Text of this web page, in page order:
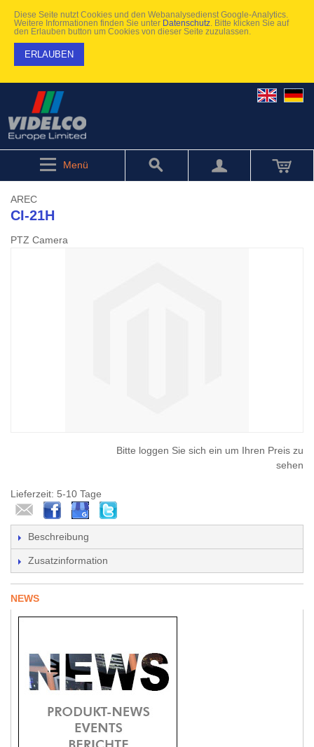
Diese Seite nutzt Cookies und den Webanalysedienst Google-Analytics.
Weitere Informationen finden Sie unter Datenschutz . Bitte klicken Sie auf
den Erlauben button um Cookies von dieser Seite zuzulassen.
ERLAUBEN
Menü
AREC
CI-21H
PTZ Camera
Bitte loggen Sie sich ein um Ihren Preis zu
sehen
Lieferzeit: 5-10 Tage
Beschreibung
Zusatzinformation
NEWS